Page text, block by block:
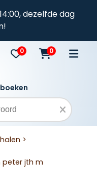
dezelfde dag
0 0
>
peter jth m